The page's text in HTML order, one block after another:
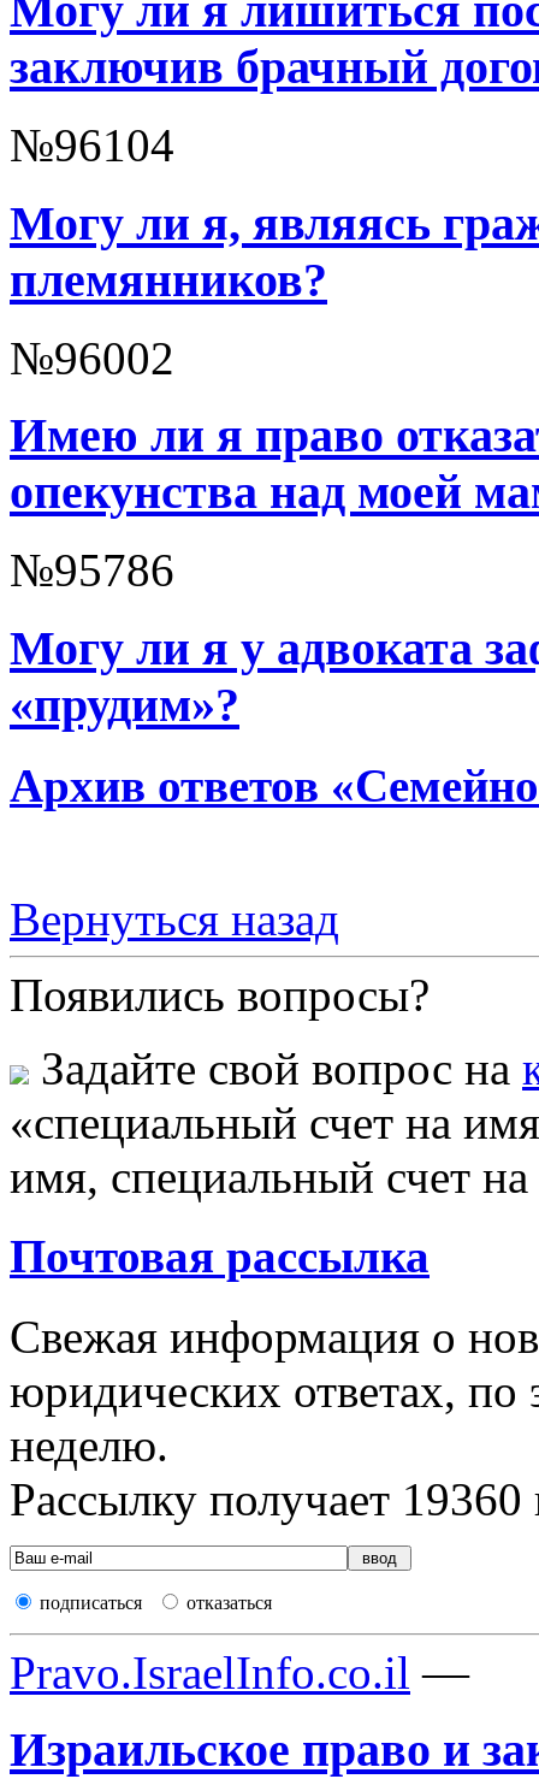
заключив брачный
№96104
Могу ли я, являясь
племянников?
№96002
Имею ли я право
опекунства над моей
№95786
Могу ли я у адвоката
«прудим»?
Архив ответов
Вернуться назад
Появились вопросы?
Задайте свой вопрос на
«специальный счет на
имя, специальный счет
Почтовая рассылка
Свежая информация о
юридических ответах, по
неделю.
Рассылку получает 19360
подписаться отказаться
Pravo.IsraelInfo.co.il —
Израильское право и